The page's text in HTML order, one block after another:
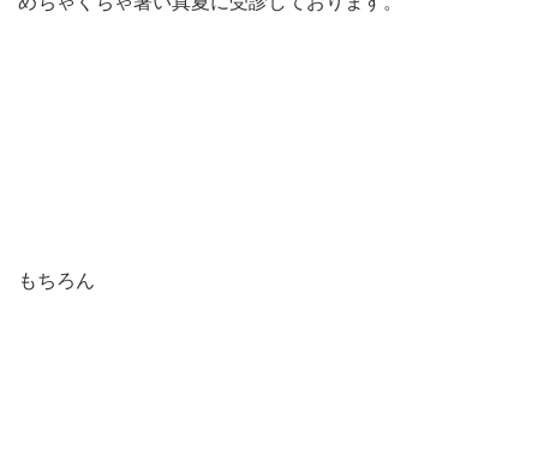
もちろん